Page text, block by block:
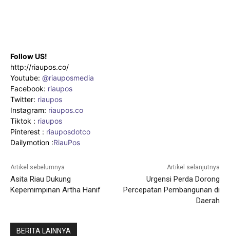
Follow US!
http://riaupos.co/
Youtube: @riauposmedia
Facebook: riaupos
Twitter: riaupos
Instagram: riaupos.co
Tiktok : riaupos
Pinterest : riauposdotco
Dailymotion :RiauPos
Artikel sebelumnya
Asita Riau Dukung
Kepemimpinan Artha Hanif
Artikel selanjutnya
Urgensi Perda Dorong
Percepatan Pembangunan di
Daerah
BERITA LAINNYA